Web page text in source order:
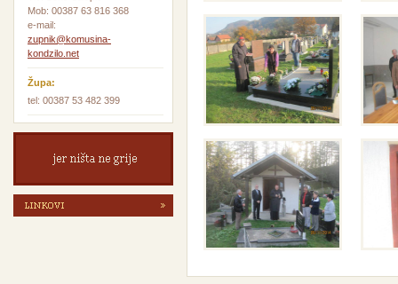
Mob: 00387 63 816 368
e-mail:
zupnik@komusina-
kondzilo.net
Župa:
tel: 00387 53 482 399